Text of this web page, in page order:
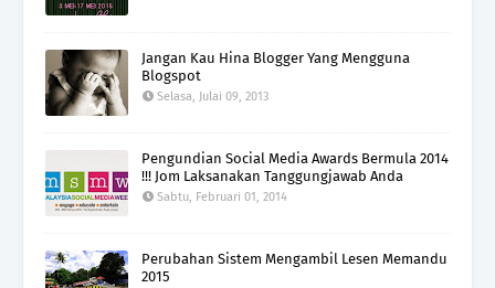
Jangan Kau Hina Blogger Yang Mengguna
Blogspot
Selasa, Julai 09, 2013
Pengundian Social Media Awards Bermula 2014
!!! Jom Laksanakan Tanggungjawab Anda
Sabtu, Februari 01, 2014
Perubahan Sistem Mengambil Lesen Memandu
2015